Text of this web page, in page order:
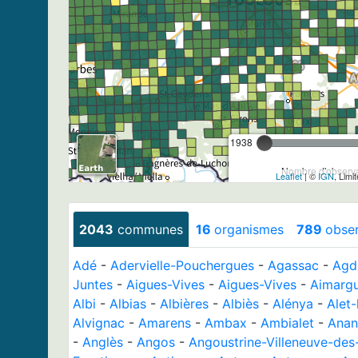
1938
Nombre
Leaflet| © IGN,
2043 communes 16 organismes 789
Adé - Adervielle-Pouchergues - Agassac -
Juntes - Aigues-Vives - Aigues-Vives -
Albi - Albias - Albières - Albiès - Alénya -
Alvignac - Amarens - Ambax - Ambialet - Anan
- Anglès - Angos - Angoustrine-Villeneuve-